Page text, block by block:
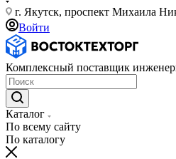
г. Якутск, проспект Михаила
Войти
Комплексный поставщик
Каталог
По всему сайту
По каталогу